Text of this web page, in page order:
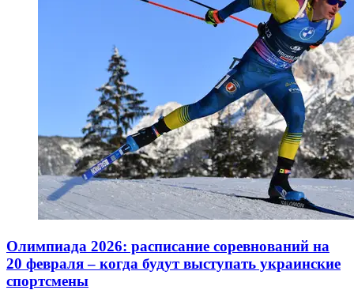
Олимпиада 2026: расписание соревнований на
20 февраля – когда будут выступать украинские
спортсмены